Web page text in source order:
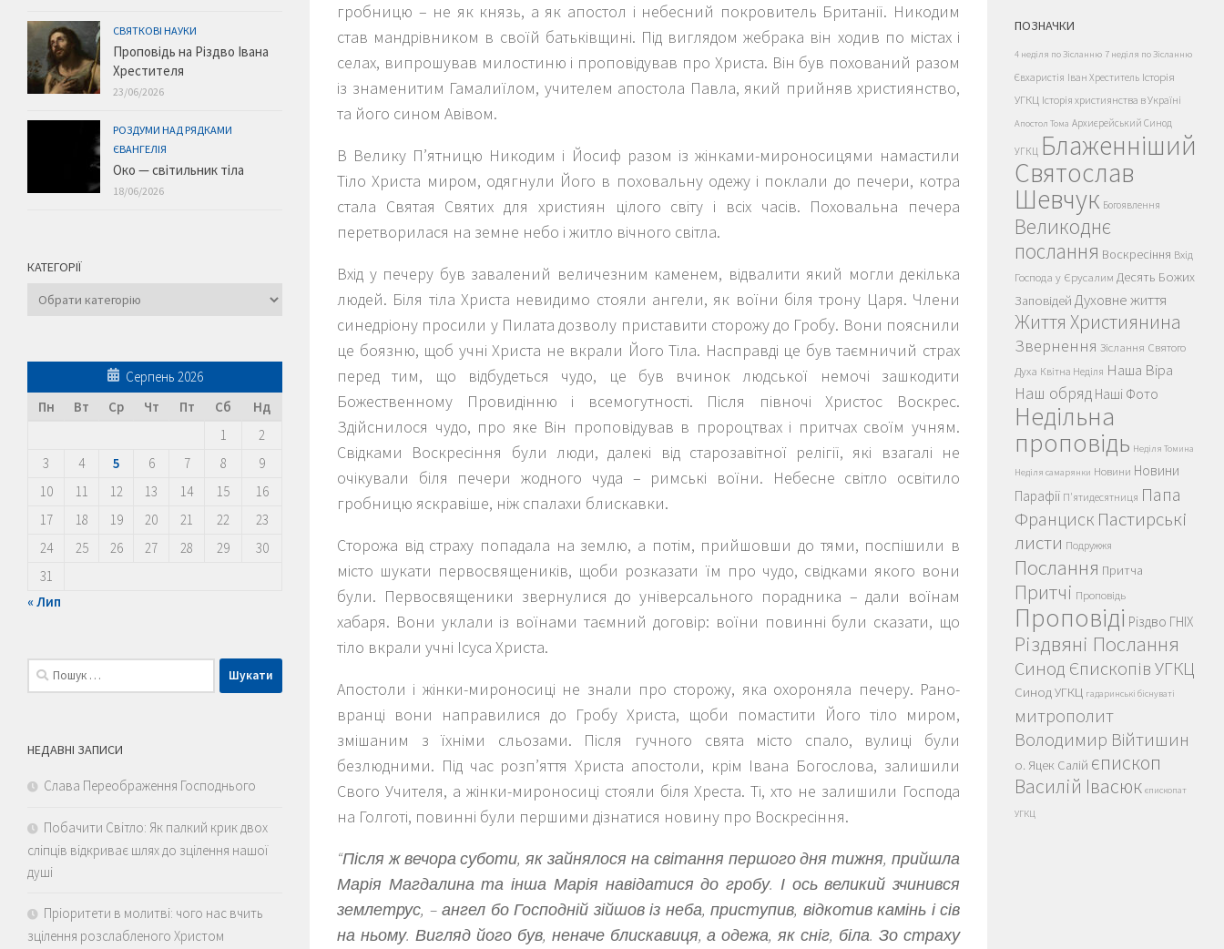
гробницю – не як князь, а як апостол і небесний покровитель Британії. Никодим
став мандрівником в своїй батьківщині. Під виглядом жебрака він ходив по містах і
селах, випрошував милостиню і проповідував про Христа. Він був похований разом
із знаменитим Гамалиїлом, учителем апостола Павла, який прийняв християнство,
та його сином Авівом.
В Велику П’ятницю Никодим і Йосиф разом із жінками-мироносицями намастили
Тіло Христа миром, одягнули Його в поховальну одежу і поклали до печери, котра
стала Святая Святих для християн цілого світу і всіх часів. Поховальна печера
перетворилася на земне небо і житло вічного світла.
Вхід у печеру був завалений величезним каменем, відвалити який могли декілька
людей. Біля тіла Христа невидимо стояли ангели, як воїни біля трону Царя. Члени
синедріону просили у Пилата дозволу приставити сторожу до Гробу. Вони пояснили
це боязню, щоб учні Христа не вкрали Його Тіла. Насправді це був таємничий страх
перед тим, що відбудеться чудо, це був вчинок людської немочі зашкодити
Божественному Провидінню і всемогутності. Після півночі Христос Воскрес.
Здійснилося чудо, про яке Він проповідував в пророцтвах і притчах своїм учням.
Свідками Воскресіння були люди, далекі від старозавітної релігії, які взагалі не
очікували біля печери жодного чуда – римські воїни. Небесне світло освітило
гробницю яскравіше, ніж спалахи блискавки.
Сторожа від страху попадала на землю, а потім, прийшовши до тями, поспішили в
місто шукати первосвящеників, щоби розказати їм про чудо, свідками якого вони
були. Первосвященики звернулися до універсального порадника – дали воїнам
хабаря. Вони уклали із воїнами таємний договір: воїни повинні були сказати, що
тіло вкрали учні Ісуса Христа.
Апостоли і жінки-мироносиці не знали про сторожу, яка охороняла печеру. Рано-
вранці вони направилися до Гробу Христа, щоби помастити Його тіло миром,
змішаним з їхніми сльозами. Після гучного свята місто спало, вулиці були
безлюдними. Під час розп’яття Христа апостоли, крім Івана Богослова, залишили
Свого Учителя, а жінки-мироносиці стояли біля Хреста. Ті, хто не залишили Господа
на Голготі, повинні були першими дізнатися новину про Воскресіння.
“Після ж вечора суботи, як зайнялося на світання першого дня тижня, прийшла
Марія Магдалина та інша Марія навідатися до гробу. І ось великий зчинився
землетрус, – ангел бо Господній зійшов із неба, приступив, відкотив камінь і сів
на ньому. Вигляд його був, неначе блискавиця, а одежа, як сніг, біла. Зо страху
СВЯТКОВІ НАУКИ
Проповідь на Різдво Івана
Хрестителя
23/06/2026
РОЗДУМИ НАД РЯДКАМИ
ЄВАНГЕЛІЯ
Око — світильник тіла
18/06/2026
КАТЕГОРІЇ
Категорії
Серпень 2026
Пн
Вт Ср Чт Пт Сб
Нд
1
2
3
4 5 6 7 8
9
10
11 12 13 14 15
16
17
18 19 20 21 22
23
24
25 26 27 28 29
30
31
« Лип
Пошук:
НЕДАВНІ ЗАПИСИ
Слава Переображення Господнього
Побачити Світло: Як палкий крик двох
сліпців відкриває шлях до зцілення нашої
душі
Пріоритети в молитві: чого нас вчить
зцілення розслабленого Христом
ПОЗНАЧКИ
4 неділя по Зісланню 7 неділя по Зісланню
Євхаристія Іван Хреститель Історія
УГКЦ Історія християнства в Україні
Апостол Тома Архиєрейський Синод
УГКЦ Блаженніший
Святослав
Шевчук Богоявлення
Великоднє
послання Воскресіння Вхід
Господа у Єрусалим Десять Божих
Заповідей Духовне життя
Життя Християнина
Звернення Зіслання Святого
Духа Квітна Неділя Наша Віра
Наш обряд Наші Фото
Недільна
проповідь Неділя Томина
Неділя самарянки Новини Новини
Парафії П'ятидесятниця Папа
Франциск Пастирські
листи Подружжя
Послання Притча
Притчі Проповідь
Проповіді Різдво ГНІХ
Різдвяні Послання
Синод Єпископів УГКЦ
Синод УГКЦ гадаринські біснуваті
митрополит
Володимир Війтишин
о. Яцек Салій єпископ
Василій Івасюк єпископат
УГКЦ